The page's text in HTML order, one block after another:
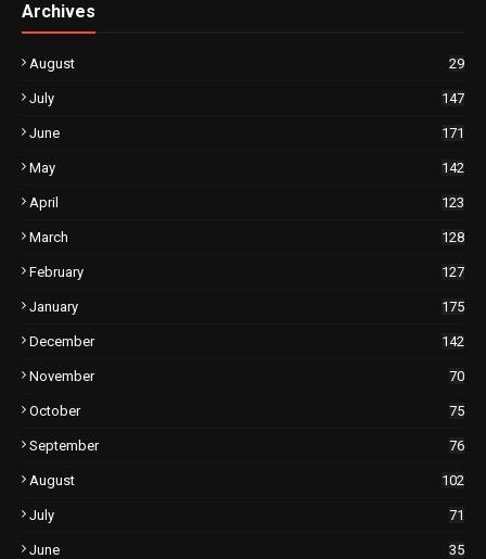
Archives
August 29
July 147
June 171
May 142
April 123
March 128
February 127
January 175
December 142
November 70
October 75
September 76
August 102
July 71
June 35